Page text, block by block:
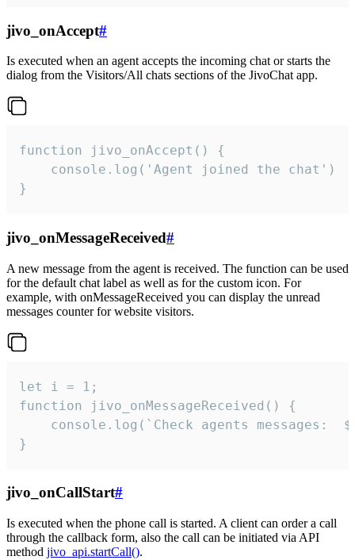
jivo_onAccept#
Is executed when an agent accepts the incoming chat or starts the
dialog from the Visitors/All chats sections of the JivoChat app.
function jivo_onAccept() {
}
jivo_onMessageReceived#
A new message from the agent is received. The function can be used
for the default chat label as well as for the custom icon. For
example, with onMessageReceived you can display the unread
messages counter for website visitors.
let i = 1;
function jivo_onMessageReceived() {
}
jivo_onCallStart#
Is executed when the phone call is started. A client can order a call
through the callback form, also the call can be initiated via API
method jivo_api.startCall().